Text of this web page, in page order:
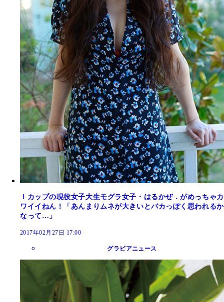
Ｉカップの現役女子大生モグラ女子・はるかぜ．がめっちゃカ
ワイイねん！「あんまりムネが大きいとバカっぽく思われるか
なって…」
2017年02月27日 17:00
グラビアニュース